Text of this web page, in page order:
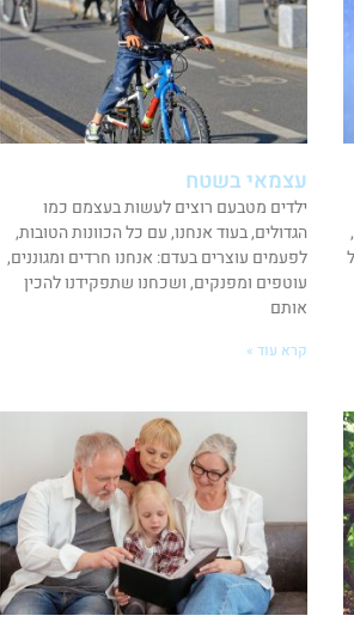
עצמאי בשטח
ילדים מטבעם רוצים לעשות בעצמם כמו
הגדולים, בעוד אנחנו, עם כל הכוונות הטובות,
לפעמים עוצרים בעדם: אנחנו חרדים ומגוננים,
עוטפים ומפנקים, ושכחנו שתפקידנו להכין
אותם
קרא עוד »